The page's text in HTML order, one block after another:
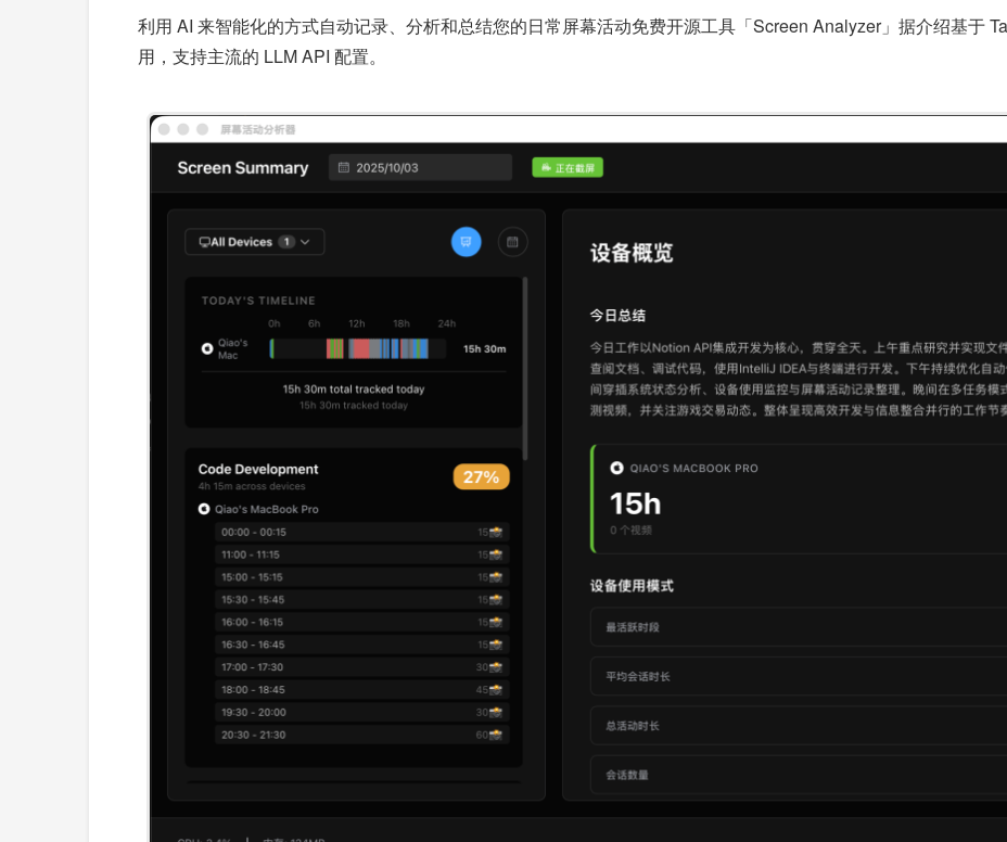
利用 AI 来智能化的方式自动记录、分析和总结您的日常屏幕活动免费开源工具「Screen Analyzer」据介绍基于
用，支持主流的 LLM API 配置。